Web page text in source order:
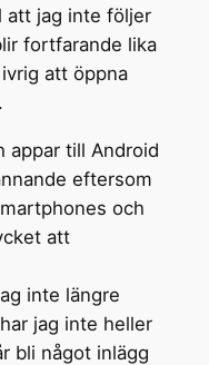
att jag inte följer
fortfarande lika
att öppna
appar till Android
eftersom
och
att
inte längre
jag inte heller
bli något inlägg